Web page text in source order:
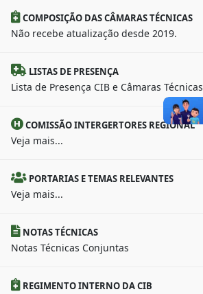
COMPOSIÇÃO DAS CÂMARAS TÉCNICAS
Não recebe atualização desde 2019.
LISTAS DE PRESENÇA
Lista de Presença CIB e Câmaras Técnicas
COMISSÃO INTERGERTORES REGIONAL
Veja mais...
PORTARIAS E TEMAS RELEVANTES
Veja mais...
NOTAS TÉCNICAS
Notas Técnicas Conjuntas
REGIMENTO INTERNO DA CIB